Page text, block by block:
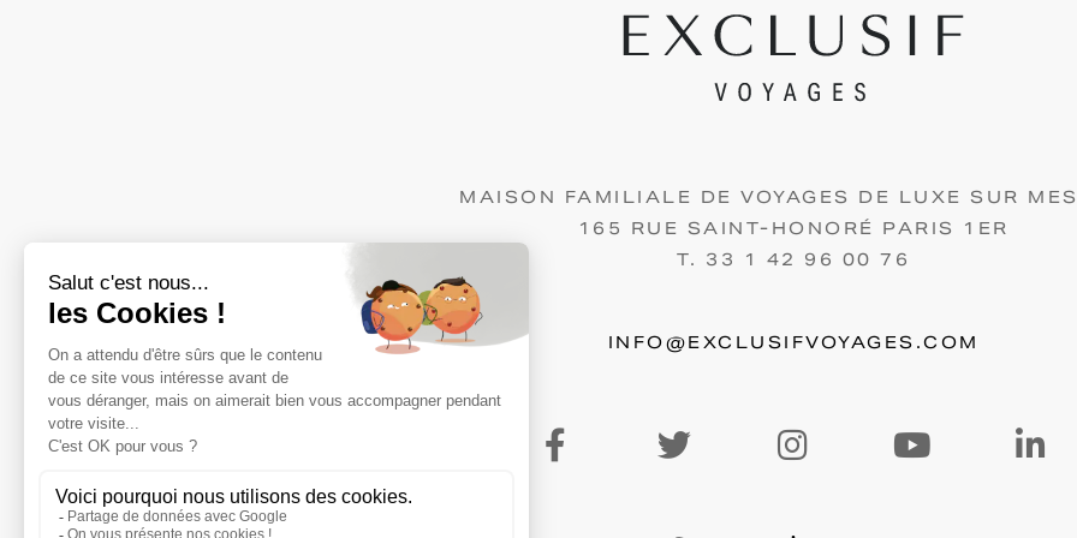
MAISON FAMILIALE DE VOYAGES DE LUXE SUR
165 RUE SAINT-HONORÉ PARIS 1ER
T. 33 1 42 96 00 76
INFO@EXCLUSIFVOYAGES.COM